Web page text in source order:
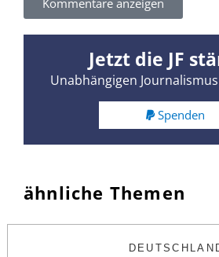
Kommentare anzeigen
Jetzt die JF
Unabhängigen
Spenden
ähnliche Themen